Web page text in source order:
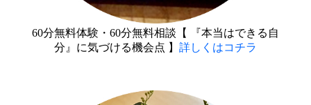
60分無料体験・60分無料相談【 『本当はできる自
分』に気づける機会点 】 詳しくはコチラ